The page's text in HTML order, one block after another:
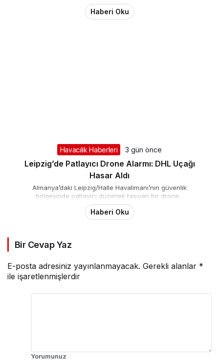
Haberi Oku
Havacılık Haberleri 3 gün önce
Leipzig’de Patlayıcı Drone Alarmı: DHL Uçağı
Hasar Aldı
Almanya’daki Leipzig/Halle Havalimanı’nın güvenlik
bölgesinde patlayıcı düzenek taşıyan bir drone...
Haberi Oku
Bir Cevap Yaz
E-posta adresiniz yayınlanmayacak. Gerekli alanlar *
ile işaretlenmişlerdir
Yorumunuz